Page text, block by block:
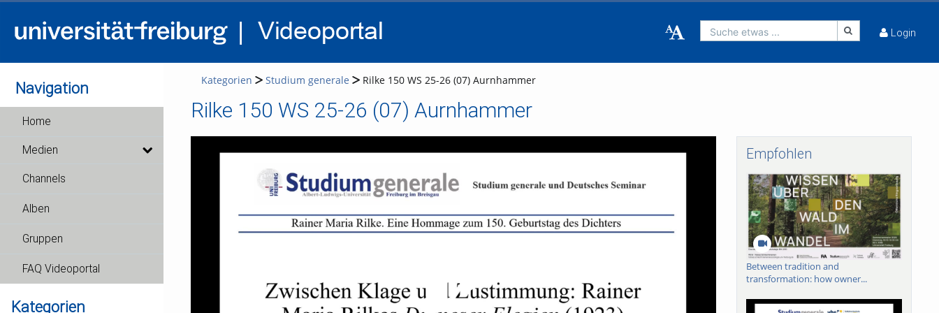
Suche etwas ... Login
Navigation
Home
Medien
Channels
Alben
Gruppen
FAQ Videoportal
Kategorien
Kategorien Studium generale Rilke 150 WS 25-26 (07) Aurnhammer
Rilke 150 WS 25-26 (07) Aurnhammer
Empfohlen
Between tradition and
transformation: how owner...